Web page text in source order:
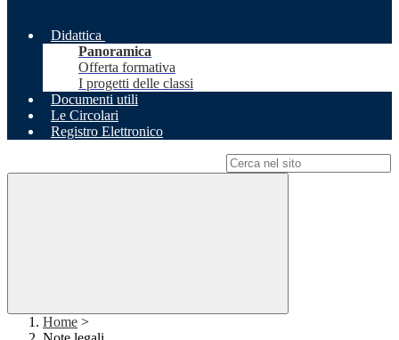
Didattica
Panoramica
Offerta formativa
I progetti delle classi
Documenti utili
Le Circolari
Registro Elettronico
Home >